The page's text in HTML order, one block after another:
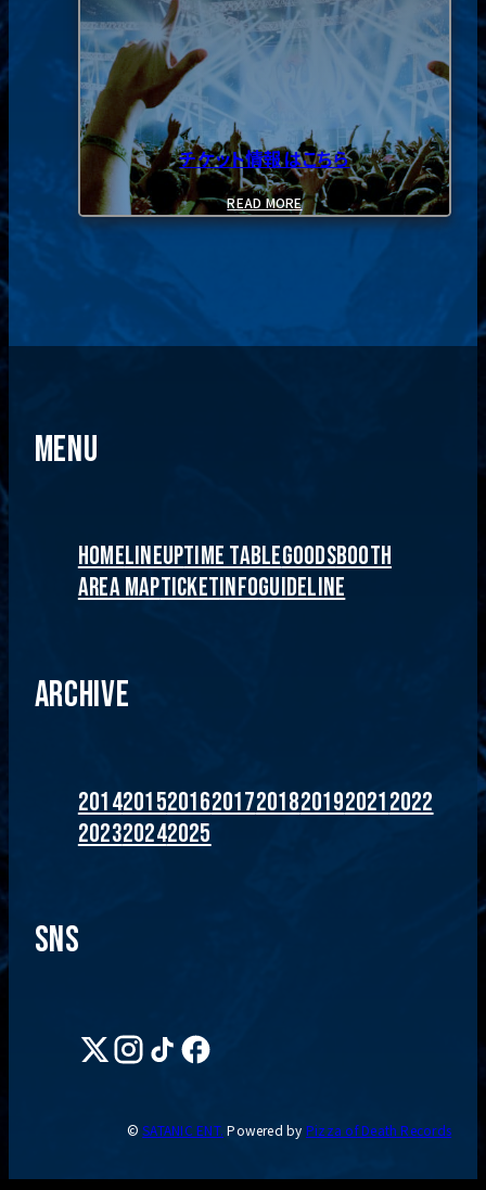
チケット情報はこちら
READ MORE
MENU
HOMELINEUPTIME TABLEGOODSBOOTH
AREA MAPTICKETINFOGUIDELINE
ARCHIVE
20142015201620172018201920212022
202320242025
SNS
©SATANIC ENT. Powered by Pizza of Death Records